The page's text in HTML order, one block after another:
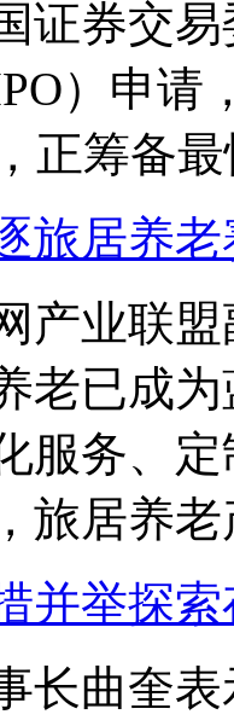
证券交
）申请
正筹备
旅居养
产业联
老已成
服务、
旅居养
并举探
长曲奎